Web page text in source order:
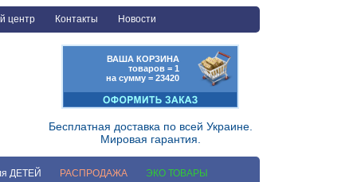
центр Контакты Новости
ВАША КОРЗИНА
товаров = 1
на сумму = 23420
Бесплатная доставка по всей Украине.
Мировая гарантия.
ДЕТЕЙ РАСПРОДАЖА ЭКО ТОВАРЫ